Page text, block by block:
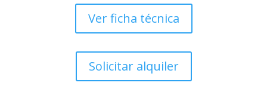
Ver ficha técnica
Solicitar alquiler